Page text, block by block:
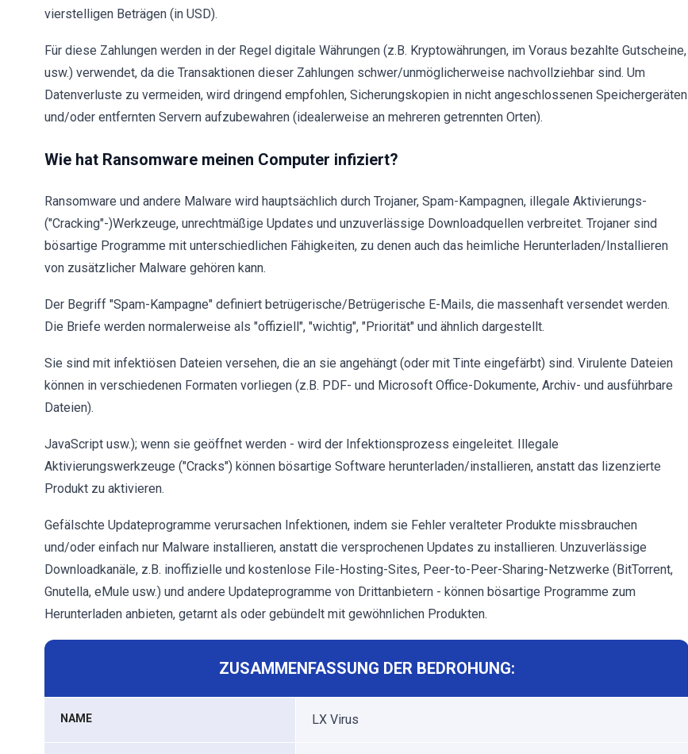
vierstelligen Beträgen (in USD).
Für diese Zahlungen werden in der Regel digitale Währungen (z.B. Kryptowährungen, im Voraus bezahlte Gutscheine,
usw.) verwendet, da die Transaktionen dieser Zahlungen schwer/unmöglicherweise nachvollziehbar sind. Um
Datenverluste zu vermeiden, wird dringend empfohlen, Sicherungskopien in nicht angeschlossenen Speichergeräten
und/oder entfernten Servern aufzubewahren (idealerweise an mehreren getrennten Orten).
Wie hat Ransomware meinen Computer infiziert?
Ransomware und andere Malware wird hauptsächlich durch Trojaner, Spam-Kampagnen, illegale Aktivierungs-
("Cracking"-)Werkzeuge, unrechtmäßige Updates und unzuverlässige Downloadquellen verbreitet. Trojaner sind
bösartige Programme mit unterschiedlichen Fähigkeiten, zu denen auch das heimliche Herunterladen/Installieren
von zusätzlicher Malware gehören kann.
Der Begriff "Spam-Kampagne" definiert betrügerische/Betrügerische E-Mails, die massenhaft versendet werden.
Die Briefe werden normalerweise als "offiziell", "wichtig", "Priorität" und ähnlich dargestellt.
Sie sind mit infektiösen Dateien versehen, die an sie angehängt (oder mit Tinte eingefärbt) sind. Virulente Dateien
können in verschiedenen Formaten vorliegen (z.B. PDF- und Microsoft Office-Dokumente, Archiv- und ausführbare
Dateien).
JavaScript usw.); wenn sie geöffnet werden - wird der Infektionsprozess eingeleitet. Illegale
Aktivierungswerkzeuge ("Cracks") können bösartige Software herunterladen/installieren, anstatt das lizenzierte
Produkt zu aktivieren.
Gefälschte Updateprogramme verursachen Infektionen, indem sie Fehler veralteter Produkte missbrauchen
und/oder einfach nur Malware installieren, anstatt die versprochenen Updates zu installieren. Unzuverlässige
Downloadkanäle, z.B. inoffizielle und kostenlose File-Hosting-Sites, Peer-to-Peer-Sharing-Netzwerke (BitTorrent,
Gnutella, eMule usw.) und andere Updateprogramme von Drittanbietern - können bösartige Programme zum
Herunterladen anbieten, getarnt als oder gebündelt mit gewöhnlichen Produkten.
ZUSAMMENFASSUNG DER BEDROHUNG:
NAME LX Virus